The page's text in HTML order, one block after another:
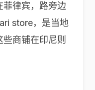
菲律宾，路旁边
store，是当地
商铺在印尼则